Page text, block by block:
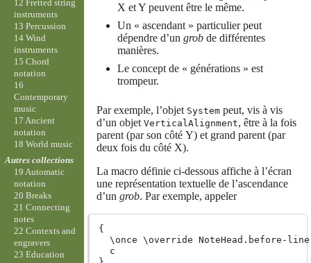
X et Y peuvent être le même.
Un « ascendant » particulier peut
dépendre d’un grobde différentes
manières.
Le concept de « générations » est
trompeur.
Par exemple, l’objet Systempeut, vis à vis
d’un objet VerticalAlignment, être à la fois
parent (par son côté Y) et grand parent (par
deux fois du côté X).
La macro définie ci-dessous affiche à l’écran
une représentation textuelle de l’ascendance
d’un grob. Par exemple, appeler
{
\once \override NoteHead.before-
  c
12 Fretted string
instruments
13 Percussion
14 Wind
instruments
15 Chord
notation
16
Contemporary
music
17 Ancient
notation
18 World music
Autres collections
19 Automatic
notation
20 Breaks
21 Connecting
notes
22 Contexts and
engravers
23 Education